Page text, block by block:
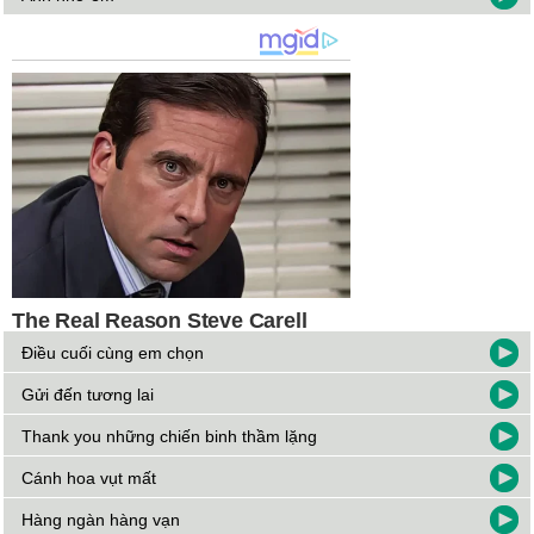
Điều cuối cùng em chọn
Gửi đến tương lai
Thank you những chiến binh thầm lặng
Cánh hoa vụt mất
Hàng ngàn hàng vạn